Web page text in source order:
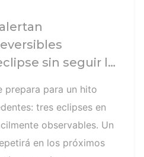
sin seguir las
de los peligros
prepara para un hito
tres eclipses en
observables. Un
en los próximos